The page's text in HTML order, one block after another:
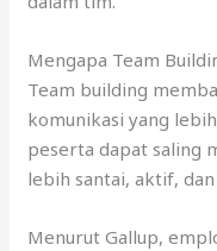
Mengapa Team
Team building
komunikasi yang
peserta dapat saling
lebih santai, aktif,
Menurut Gallup,